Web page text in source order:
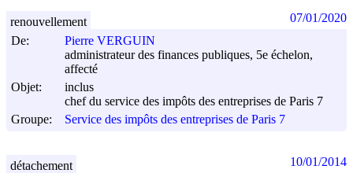
De:
Pierre VERGUIN
administrateur des finances publiques, 5e échelon,
affecté
Objet:
inclus
chef du service des impôts des entreprises de Paris 7
Groupe:
Service des impôts des entreprises de Paris 7
renouvellement 07/01/2020
détachement 10/01/2014